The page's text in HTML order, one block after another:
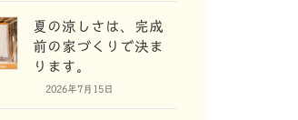
夏の涼しさは、完成
前の家づくりで決ま
ります。
2026年7月15日